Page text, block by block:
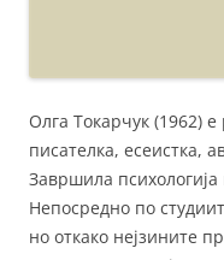
Олга Токарчук (1962)
писателка, есеистка,
Завршила
Непосредно по
но откако нејзините